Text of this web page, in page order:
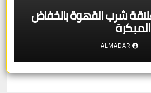
شرب القهوة بانخفاض
ALMADAR